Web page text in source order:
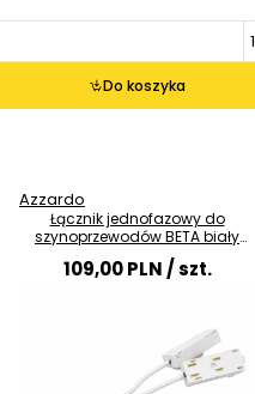
Do koszyka
Azzardo
Łącznik jednofazowy do
szynoprzewodów BETA biały
AZ6707 elastyczny
109,00 PLN/ szt.